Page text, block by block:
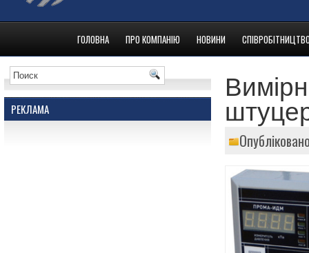
ГОЛОВНА ПРО КОМПАНІЮ НОВИНИ
РЕКЛАМА